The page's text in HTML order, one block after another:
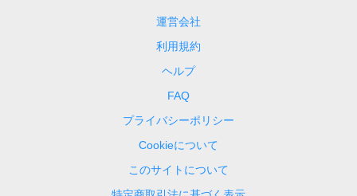
運営会社
利用規約
ヘルプ
FAQ
プライバシーポリシー
Cookieについて
このサイトについて